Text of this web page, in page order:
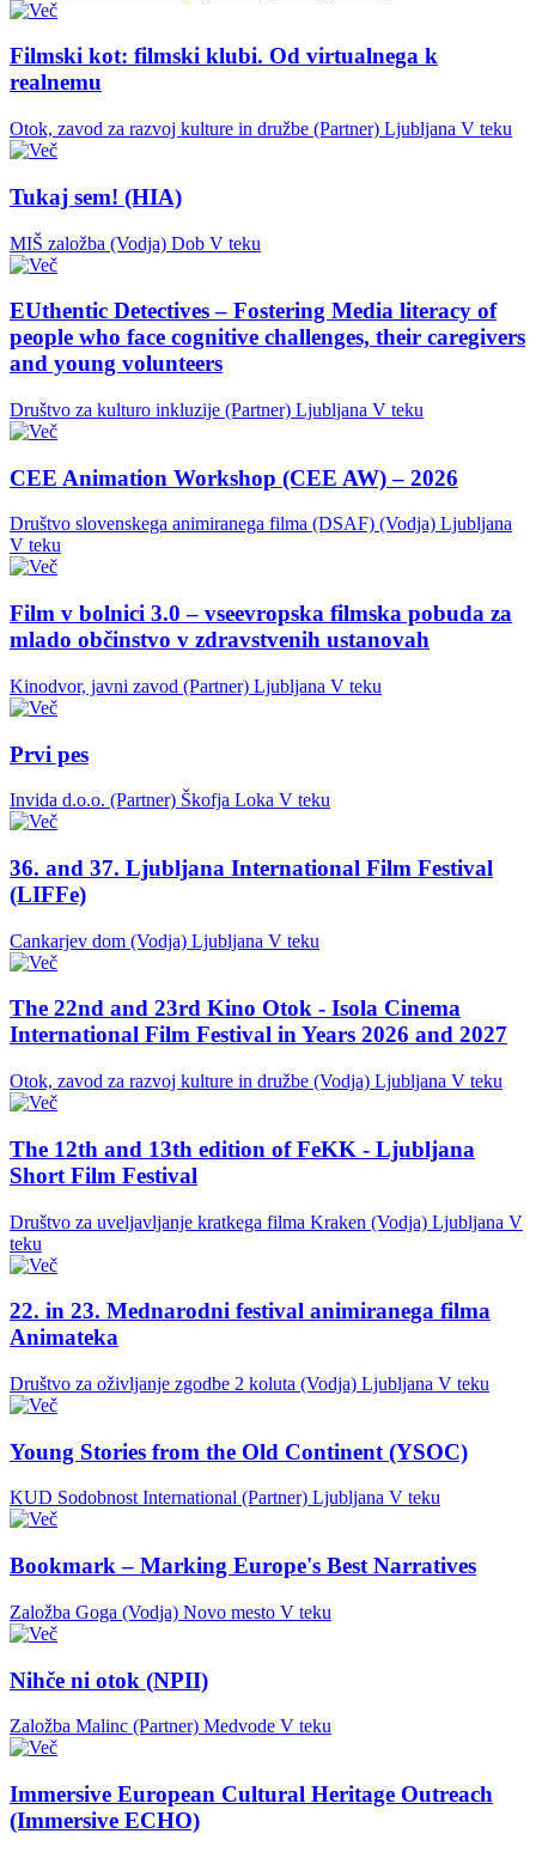
Filmski kot: filmski klubi. Od virtualnega k
realnemu
Otok, zavod za razvoj kulture in družbe (Partner) Ljubljana V teku
Tukaj sem! (HIA)
MIŠ založba (Vodja) Dob V teku
EUthentic Detectives – Fostering Media literacy of
people who face cognitive challenges, their caregivers
and young volunteers
Društvo za kulturo inkluzije (Partner) Ljubljana V teku
CEE Animation Workshop (CEE AW) – 2026
Društvo slovenskega animiranega filma (DSAF) (Vodja) Ljubljana
V teku
Film v bolnici 3.0 – vseevropska filmska pobuda za
mlado občinstvo v zdravstvenih ustanovah
Kinodvor, javni zavod (Partner) Ljubljana V teku
Prvi pes
Invida d.o.o. (Partner) Škofja Loka V teku
36. and 37. Ljubljana International Film Festival
(LIFFe)
Cankarjev dom (Vodja) Ljubljana V teku
The 22nd and 23rd Kino Otok - Isola Cinema
International Film Festival in Years 2026 and 2027
Otok, zavod za razvoj kulture in družbe (Vodja) Ljubljana V teku
The 12th and 13th edition of FeKK - Ljubljana
Short Film Festival
Društvo za uveljavljanje kratkega filma Kraken (Vodja) Ljubljana V
teku
22. in 23. Mednarodni festival animiranega filma
Animateka
Društvo za oživljanje zgodbe 2 koluta (Vodja) Ljubljana V teku
Young Stories from the Old Continent (YSOC)
KUD Sodobnost International (Partner) Ljubljana V teku
Bookmark – Marking Europe's Best Narratives
Založba Goga (Vodja) Novo mesto V teku
Nihče ni otok (NPII)
Založba Malinc (Partner) Medvode V teku
Immersive European Cultural Heritage Outreach
(Immersive ECHO)